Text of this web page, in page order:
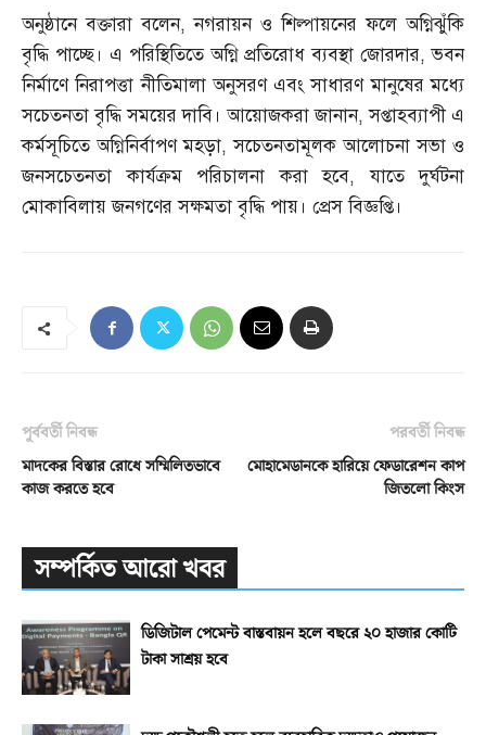
অনুষ্ঠানে বক্তারা বলেন,নগরায়ন ও শিল্পায়নের ফলে অগ্নিঝুঁকি
বৃদ্ধি পাচ্ছে। এ পরিস্থিতিতে অগ্নি প্রতিরোধ ব্যবস্থা জোরদার,ভবন
নির্মাণে নিরাপত্তা নীতিমালা অনুসরণ এবং সাধারণ মানুষের মধ্যে
সচেতনতা বৃদ্ধি সময়ের দাবি। আয়োজকরা জানান,সপ্তাহব্যাপী এ
কর্মসূচিতে অগ্নিনির্বাপণ মহড়া,সচেতনতামূলক আলোচনা সভা ও
জনসচেতনতা কার্যক্রম পরিচালনা করা হবে,যাতে দুর্ঘটনা
মোকাবিলায় জনগণের সক্ষমতা বৃদ্ধি পায়। প্রেস বিজ্ঞপ্তি।
পূর্ববর্তী নিবন্ধ
মাদকের বিস্তার রোধে সম্মিলিতভাবে
কাজ করতে হবে
পরবর্তী নিবন্ধ
মোহামেডানকে হারিয়ে ফেডারেশন কাপ
জিতলো কিংস
সম্পর্কিত আরো খবর
ডিজিটাল পেমেন্ট বাস্তবায়ন হলে বছরে ২০ হাজার কোটি
টাকা সাশ্রয় হবে